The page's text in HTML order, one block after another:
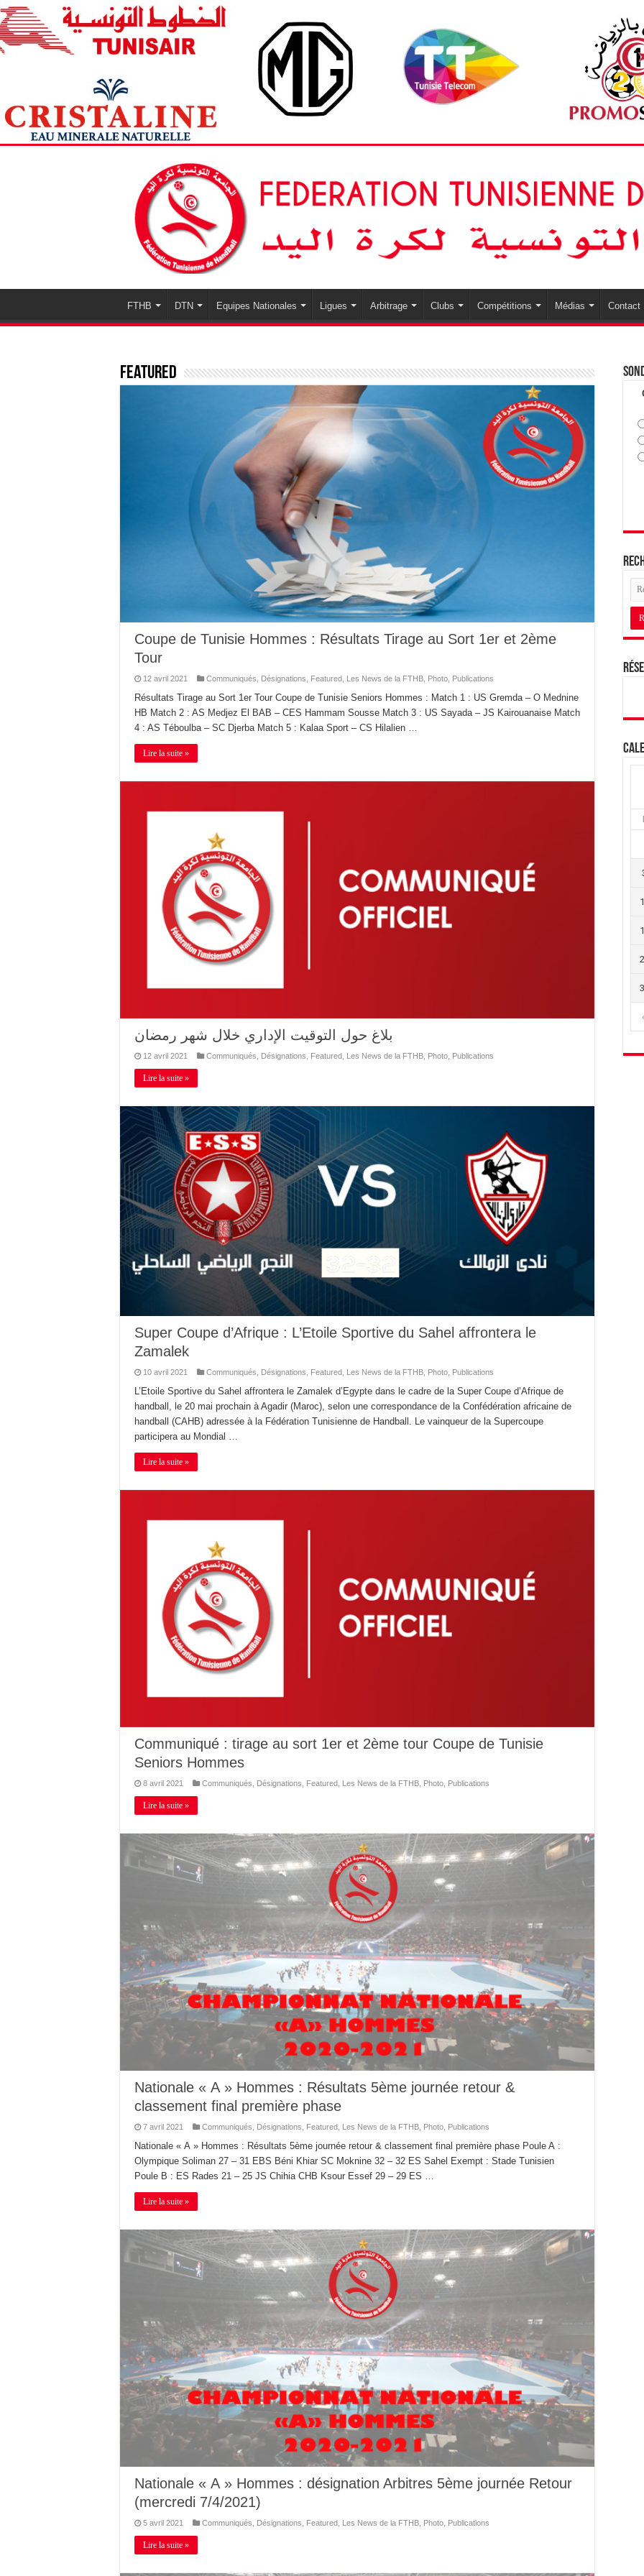
FTHB DTN Equipes Nationales Ligues Arbitrage Clubs Compétitions Médias Contact
Featured
Coupe de Tunisie Hommes : Résultats Tirage au Sort 1er et 2ème
Tour
12 avril 2021 Communiqués Désignations Featured Les News de la FTHB Photo Publications
Résultats Tirage au Sort 1er Tour Coupe de Tunisie Seniors Hommes : Match 1 : US Gremda – O Mednine
HB Match 2 : AS Medjez El BAB – CES Hammam Sousse Match 3 : US Sayada – JS Kairouanaise Match
4 : AS Téboulba – SC Djerba Match 5 : Kalaa Sport – CS Hilalien …
Lire la suite »
بلاغ حول التوقيت الإداري خلال شهر رمضان
12 avril 2021 Communiqués Désignations Featured Les News de la FTHB Photo Publications
Lire la suite »
Super Coupe d’Afrique : L’Etoile Sportive du Sahel affrontera le
Zamalek
10 avril 2021 Communiqués Désignations Featured Les News de la FTHB Photo Publications
L’Etoile Sportive du Sahel affrontera le Zamalek d’Egypte dans le cadre de la Super Coupe d’Afrique de
handball, le 20 mai prochain à Agadir (Maroc), selon une correspondance de la Confédération africaine de
handball (CAHB) adressée à la Fédération Tunisienne de Handball. Le vainqueur de la Supercoupe
participera au Mondial …
Lire la suite »
Communiqué : tirage au sort 1er et 2ème tour Coupe de Tunisie
Seniors Hommes
8 avril 2021 Communiqués Désignations Featured Les News de la FTHB Photo Publications
Lire la suite »
Nationale « A » Hommes : Résultats 5ème journée retour &
classement final première phase
7 avril 2021 Communiqués Désignations Featured Les News de la FTHB Photo Publications
Nationale « A » Hommes : Résultats 5ème journée retour & classement final première phase Poule A :
Olympique Soliman 27 – 31 EBS Béni Khiar SC Moknine 32 – 32 ES Sahel Exempt : Stade Tunisien
Poule B : ES Rades 21 – 25 JS Chihia CHB Ksour Essef 29 – 29 ES …
Lire la suite »
Nationale « A » Hommes : désignation Arbitres 5ème journée Retour
(mercredi 7/4/2021)
5 avril 2021 Communiqués Désignations Featured Les News de la FTHB Photo Publications
Lire la suite »
L